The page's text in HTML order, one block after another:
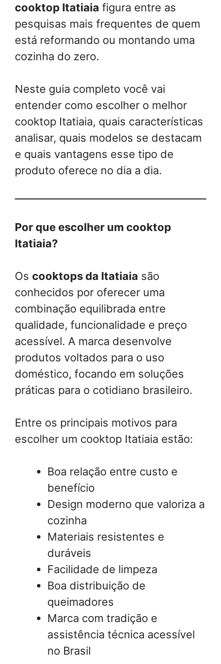
cooktop Itatiaia figura entre as
pesquisas mais frequentes de quem
está reformando ou montando uma
cozinha do zero.
Neste guia completo você vai
entender como escolher o melhor
cooktop Itatiaia, quais características
analisar, quais modelos se destacam
e quais vantagens esse tipo de
produto oferece no dia a dia.
Por que escolher um cooktop
Itatiaia?
Os cooktops da Itatiaia são
conhecidos por oferecer uma
combinação equilibrada entre
qualidade, funcionalidade e preço
acessível. A marca desenvolve
produtos voltados para o uso
doméstico, focando em soluções
práticas para o cotidiano brasileiro.
Entre os principais motivos para
escolher um cooktop Itatiaia estão:
Boa relação entre custo e
benefício
Design moderno que valoriza a
cozinha
Materiais resistentes e
duráveis
Facilidade de limpeza
Boa distribuição de
queimadores
Marca com tradição e
assistência técnica acessível
no Brasil